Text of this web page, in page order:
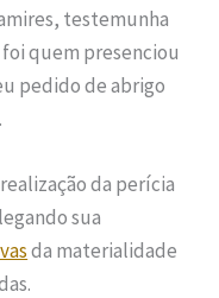
testemunha
foi quem presenciou
pedido de abrigo
da perícia
sua
da materialidade